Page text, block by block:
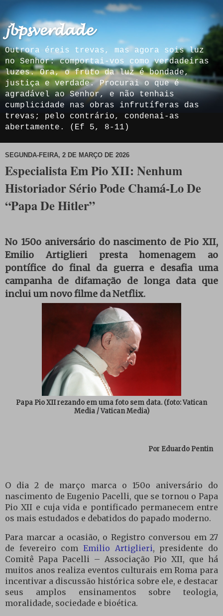
𝓳𝓫𝓹𝓼𝓿𝓮𝓻𝓭𝓪𝓭𝓮
Outrora éreis trevas, mas agora sois luz
no Senhor: comportai-vos como verdadeiras
luzes. Ora, o fruto da luz é bondade,
justiça e verdade. Procurai o que é
agradável ao Senhor, e não tenhais
cumplicidade nas obras infrutíferas das
trevas; pelo contrário, condenai-as
abertamente. (Ef 5, 8-11)
SEGUNDA-FEIRA, 2 DE MARÇO DE 2026
Especialista Em Pio XII: Nenhum
Historiador Sério Pode Chamá-Lo De
“Papa De Hitler”
No 150o aniversário do nascimento de Pio XII,
Emilio Artiglieri presta homenagem ao
pontífice do final da guerra e desafia uma
campanha de difamação de longa data que
inclui um novo filme da Netflix.
Papa Pio XII rezando em uma foto sem data. (foto: Vatican
Media / Vatican Media)
Por Eduardo Pentin
O dia 2 de março marca o 150o aniversário do
nascimento de Eugenio Pacelli, que se tornou o Papa
Pio XII e cuja vida e pontificado permanecem entre
os mais estudados e debatidos do papado moderno.
Para marcar a ocasião, o Registro conversou em 27
de fevereiro com Emilio Artiglieri, presidente do
Comitê Papa Pacelli – Associação Pio XII, que há
muitos anos realiza eventos culturais em Roma para
incentivar a discussão histórica sobre ele, e destacar
seus amplos ensinamentos sobre teologia,
moralidade, sociedade e bioética.